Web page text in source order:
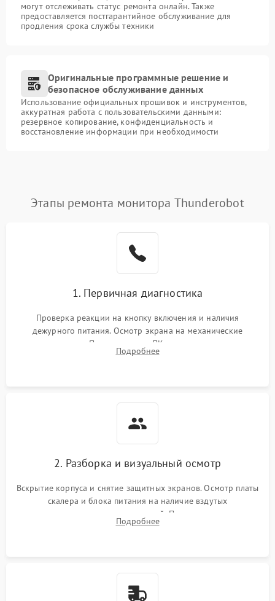
могут отслеживать статус ремонта онлайн. Также
предоставляется постгарантийное обслуживание для
продления срока службы техники
Оригинальные программные решение и
безопасное обслуживание данных
Использование официальных прошивок и инструментов,
аккуратная работа с пользовательскими данными:
резервное копирование, конфиденциальность и
восстановление информации при необходимости
Этапы ремонта монитора Thunderobot
1. Первичная диагностика
Проверка реакции на кнопку включения и наличия
дежурного питания. Осмотр экрана на механические
повреждения. Подключение к ПК для оценки вывода
изображения, работы подсветки и выявления артефактов на
Подробнее
2. Разборка и визуальный осмотр
Вскрытие корпуса и снятие защитных экранов. Осмотр платы
скалера и блока питания на наличие вздутых
конденсаторов, прогаров, окислений. Проверка надежности
контактов и целостности шлейфов матрицы.
Подробнее